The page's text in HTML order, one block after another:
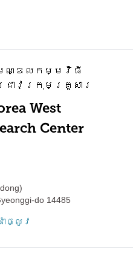
ណ្ឌល​កម្មវិធី​
រាវ​ក្រុមគ្រួសារ
West
Center
do 14485
ាំ​ផ្លូវ